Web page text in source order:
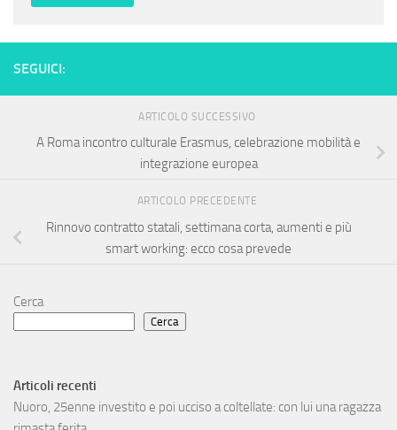
SEGUICI:
ARTICOLO SUCCESSIVO
A Roma incontro culturale Erasmus, celebrazione mobilità e
integrazione europea
ARTICOLO PRECEDENTE
Rinnovo contratto statali, settimana corta, aumenti e più
smart working: ecco cosa prevede
Cerca
Cerca
Articoli recenti
Nuoro, 25enne investito e poi ucciso a coltellate: con lui una ragazza